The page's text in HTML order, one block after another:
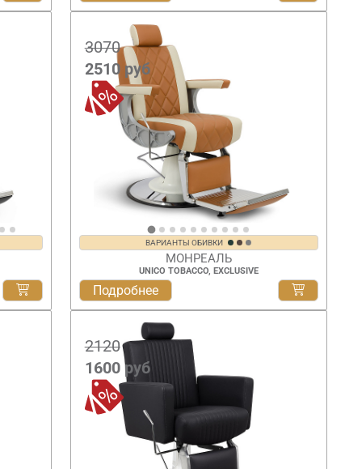
3070
2510руб
ВАРИАНТЫ ОБИВКИ
МОНРЕАЛЬ
UNICO TOBACCO, EXCLUSIVE
Подробнее
2120
1600руб